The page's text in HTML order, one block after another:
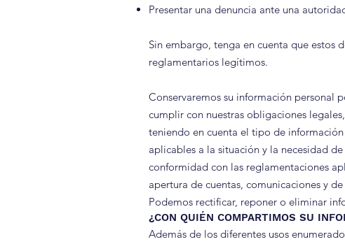
Presentar una denuncia ante una
Sin embargo, tenga en cuenta que estos
reglamentarios legítimos.
Conservaremos su información personal
cumplir con nuestras obligaciones
teniendo en cuenta el tipo de
aplicables a la situación y la necesidad
conformidad con las reglamentaciones
apertura de cuentas, comunicaciones y
Podemos rectificar, reponer o eliminar
¿CON QUIÉN COMPARTIMOS SU
Además de los diferentes usos